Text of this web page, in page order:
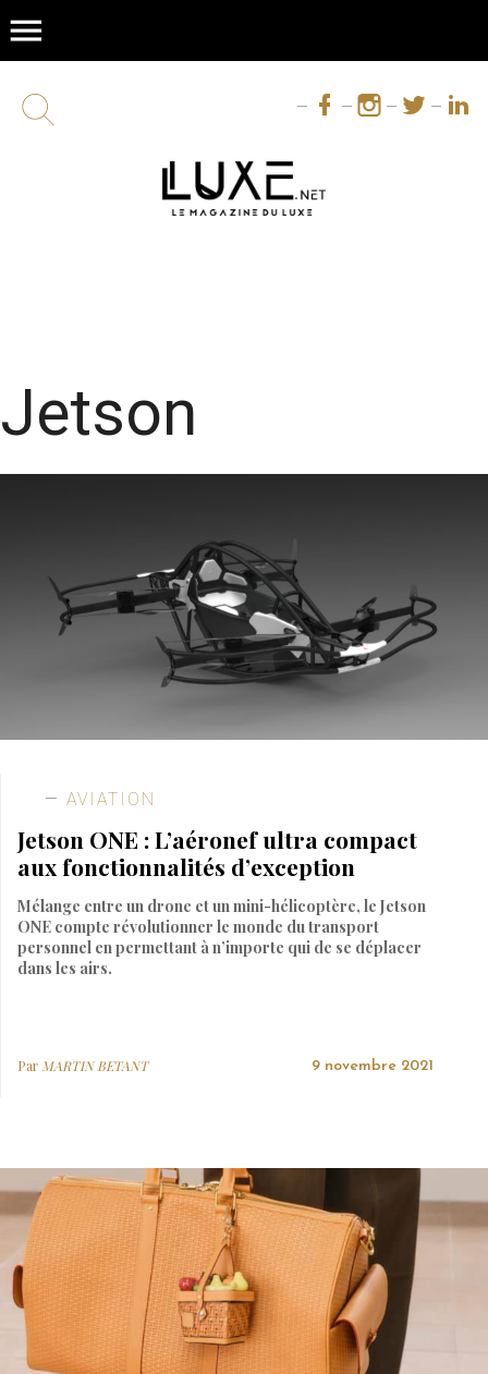
menu
Jetson
AVIATION
Jetson ONE : L’aéronef ultra compact
aux fonctionnalités d’exception
Mélange entre un drone et un mini-hélicoptère, le Jetson
ONE compte révolutionner le monde du transport
personnel en permettant à n’importe qui de se déplacer
dans les airs.
Par MARTIN BETANT 9 novembre 2021